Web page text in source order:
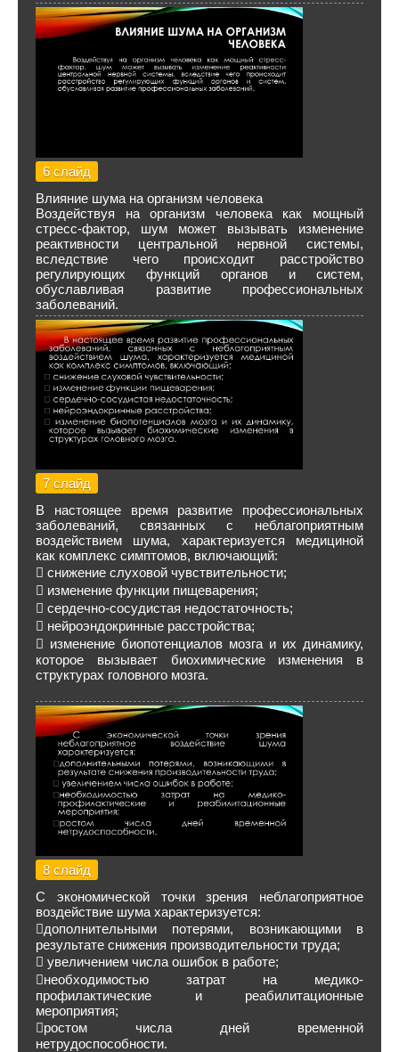
6 слайд
Влияние шума на организм человека
Воздействуя на организм человека как мощный
стресс-фактор, шум может вызывать изменение
реактивности центральной нервной системы,
вследствие чего происходит расстройство
регулирующих функций органов и систем,
обуславливая развитие профессиональных
заболеваний.
7 слайд
В настоящее время развитие профессиональных
заболеваний, связанных с неблагоприятным
воздействием шума, характеризуется медициной
как комплекс симптомов, включающий:
 снижение слуховой чувствительности;
 изменение функции пищеварения;
 сердечно-сосудистая недостаточность;
 нейроэндокринные расстройства;
 изменение биопотенциалов мозга и их динамику,
которое вызывает биохимические изменения в
структурах головного мозга.
8 слайд
С экономической точки зрения неблагоприятное
воздействие шума характеризуется:
дополнительными потерями, возникающими в
результате снижения производительности труда;
 увеличением числа ошибок в работе;
необходимостью затрат на медико-
профилактические и реабилитационные
мероприятия;
ростом числа дней временной
нетрудоспособности.